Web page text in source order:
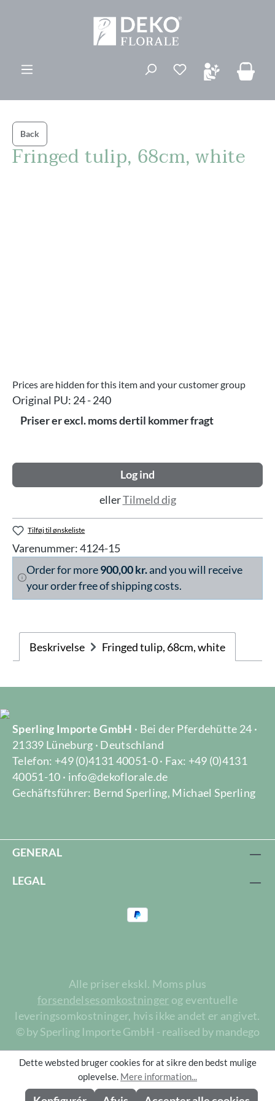
Du har 0
Back
Fringed tulip, 68cm, white
Prices are hidden for this item and your customer group
Original PU: 24 - 240
Priser er excl. moms dertil kommer fragt
Log ind
ellerTilmeld dig
Tilføj til ønskeliste
Varenummer:4124-15
Order for more900,00 kr.and you will receive
your order free of shipping costs.
Beskrivelse Fringed tulip, 68cm, white
Sperling Importe GmbH · Bei der Pferdehütte 24 ·
21339 Lüneburg · Deutschland
Telefon: +49 (0)4131 40051-0 · Fax: +49 (0)4131
40051-10 · info@dekoflorale.de
Gechäftsführer: Bernd Sperling, Michael Sperling
GENERAL
LEGAL
Alle priser ekskl. Moms plus
forsendelsesomkostninger og eventuelle
leveringsomkostninger, hvis ikke andet er angivet.
© by Sperling Importe GmbH - realised by mandego
Dette websted bruger cookies for at sikre den bedst mulige
oplevelse. Mere information...